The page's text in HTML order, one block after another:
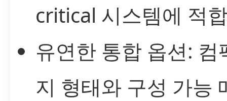
critical 시스템에 적
유연한 통합 옵션: 컴
지 형태와 구성 가능